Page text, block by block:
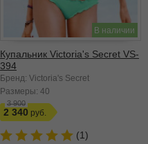
В наличии
Купальник Victoria's Secret VS-
394
Бренд: Victoria's Secret
Размеры: 40
3 900
2 340
(1)